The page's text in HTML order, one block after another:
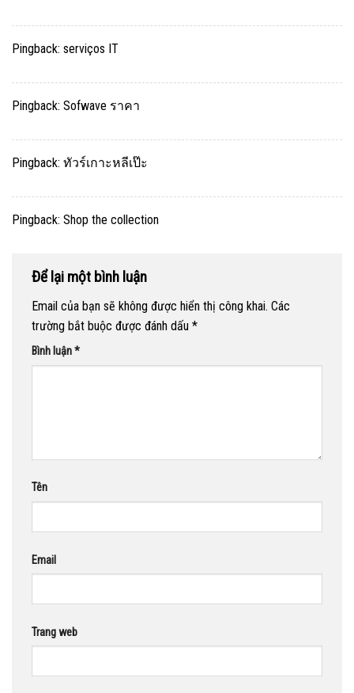
Pingback: serviços IT
Pingback: Sofwave ราคา
Pingback: ทัวร์เกาะหลีเป๊ะ
Pingback: Shop the collection
Để lại một bình luận
Email của bạn sẽ không được hiển thị công khai. Các
trường bắt buộc được đánh dấu *
Bình luận*
Tên
Email
Trang web